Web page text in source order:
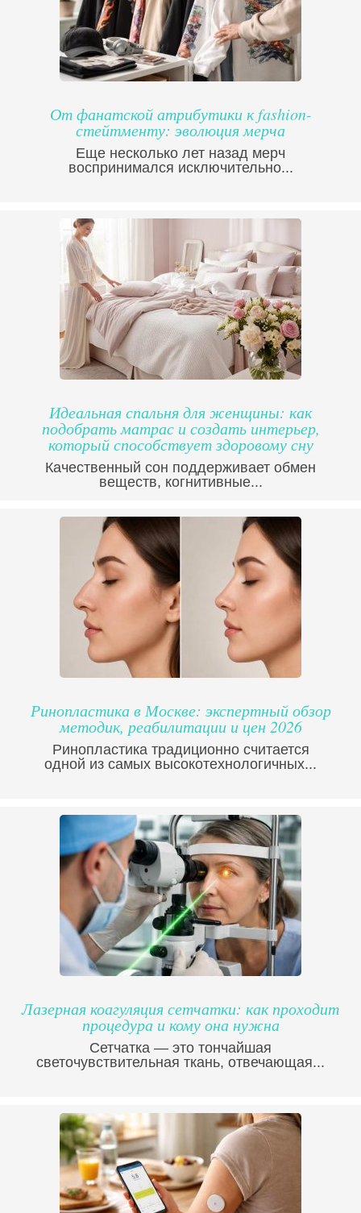
От фанатской атрибутики к fashion-
стейтменту: эволюция мерча
Еще несколько лет назад мерч
воспринимался исключительно...
Идеальная спальня для женщины: как
подобрать матрас и создать интерьер,
который способствует здоровому сну
Качественный сон поддерживает обмен
веществ, когнитивные...
Ринопластика в Москве: экспертный обзор
методик, реабилитации и цен 2026
Ринопластика традиционно считается
одной из самых высокотехнологичных...
Лазерная коагуляция сетчатки: как проходит
процедура и кому она нужна
Сетчатка — это тончайшая
светочувствительная ткань, отвечающая...